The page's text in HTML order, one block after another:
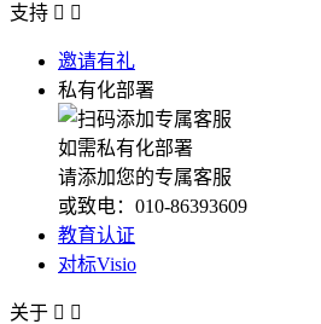
支持  
邀请有礼
私有化部署
如需私有化部署
请添加您的专属客服
或致电：010-86393609
教育认证
对标Visio
关于  